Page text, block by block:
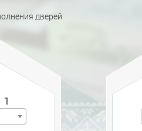
дверей